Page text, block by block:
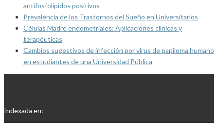
antifosfolípidos positivos
Prevalencia de los Trastornos del Sueño en Universitarios
Células Madre endometriales: Aplicaciones clínicas y
terapéuticas
Cambios sugestivos de infección por virus de papiloma humano
en estudiantes de una Universidad Pública
Indexada en: